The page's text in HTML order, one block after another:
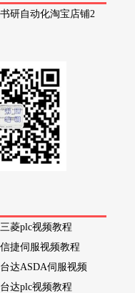
书研自动化淘宝店铺2
三菱plc视频教程
信捷伺服视频教程
台达ASDA伺服视频
台达plc视频教程